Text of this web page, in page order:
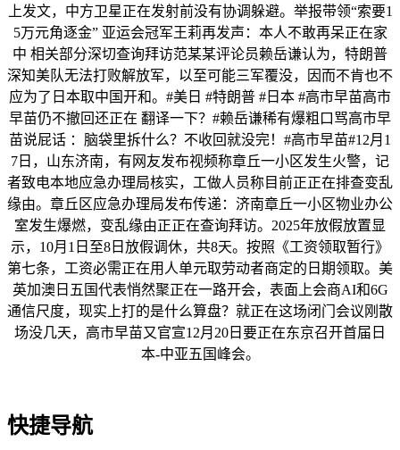
上发文，中方卫星正在发射前没有协调躲避。举报带领“索要1
5万元角逐金” 亚运会冠军王莉再发声：本人不敢再呆正在家
中 相关部分深切查询拜访范某某评论员赖岳谦认为，特朗普
深知美队无法打败解放军，以至可能三军覆没，因而不肯也不
应为了日本取中国开和。#美日 #特朗普 #日本 #高市早苗高市
早苗仍不撤回还正在 翻译一下？#赖岳谦稀有爆粗口骂高市早
苗说屁话 ：脑袋里拆什么？不收回就没完！#高市早苗#12月1
7日，山东济南，有网友发布视频称章丘一小区发生火警，记
者致电本地应急办理局核实，工做人员称目前正正在排查变乱
缘由。章丘区应急办理局发布传递：济南章丘一小区物业办公
室发生爆燃，变乱缘由正正在查询拜访。2025年放假放置显
示，10月1日至8日放假调休，共8天。按照《工资领取暂行》
第七条，工资必需正在用人单元取劳动者商定的日期领取。美
英加澳日五国代表悄然聚正在一路开会，表面上会商AI和6G
通信尺度，现实上打的是什么算盘？就正在这场闭门会议刚散
场没几天，高市早苗又官宣12月20日要正在东京召开首届日
本-中亚五国峰会。
快捷导航